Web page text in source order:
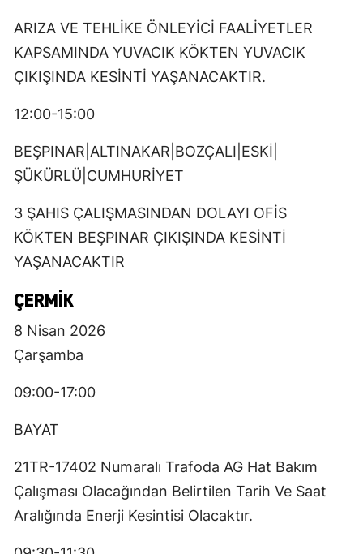
ARIZA VE TEHLİKE ÖNLEYİCİ FAALİYETLER
KAPSAMINDA YUVACIK KÖKTEN YUVACIK
ÇIKIŞINDA KESİNTİ YAŞANACAKTIR.
12:00-15:00
BEŞPINAR|ALTINAKAR|BOZÇALI|ESKİ|
ŞÜKÜRLÜ|CUMHURİYET
3 ŞAHIS ÇALIŞMASINDAN DOLAYI OFİS
KÖKTEN BEŞPINAR ÇIKIŞINDA KESİNTİ
YAŞANACAKTIR
ÇERMIK
8 Nisan 2026
Çarşamba
09:00-17:00
BAYAT
21TR-17402 Numaralı Trafoda AG Hat Bakım
Çalışması Olacağından Belirtilen Tarih Ve Saat
Aralığında Enerji Kesintisi Olacaktır.